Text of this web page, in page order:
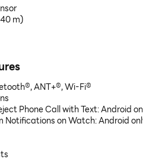
m)
ANT+®, Wi-Fi®
Phone Call with Text: Android
Notifications on Watch: Android